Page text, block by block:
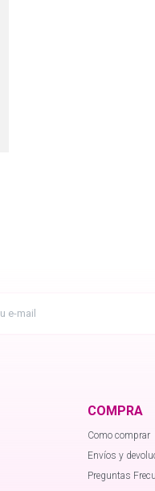
COMPRA
Como comprar
Envíos y
Preguntas